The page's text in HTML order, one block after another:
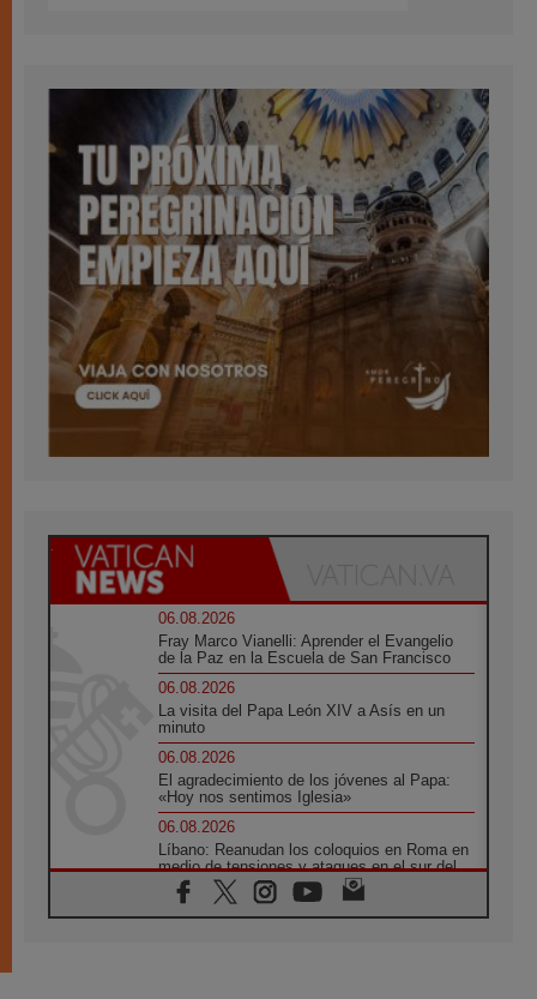
06.08.2026
Fray Marco Vianelli: Aprender el Evangelio
de la Paz en la Escuela de San Francisco
06.08.2026
La visita del Papa León XIV a Asís en un
minuto
06.08.2026
El agradecimiento de los jóvenes al Papa:
«Hoy nos sentimos Iglesia»
06.08.2026
Líbano: Reanudan los coloquios en Roma en
medio de tensiones y ataques en el sur del
país
06.08.2026